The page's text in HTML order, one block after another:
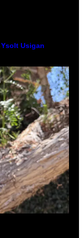
Ysolt Usigan